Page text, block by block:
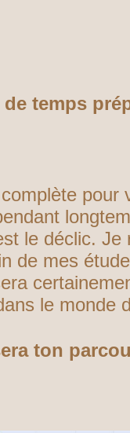
temps
pour
le déclic.
de mes
le
ton